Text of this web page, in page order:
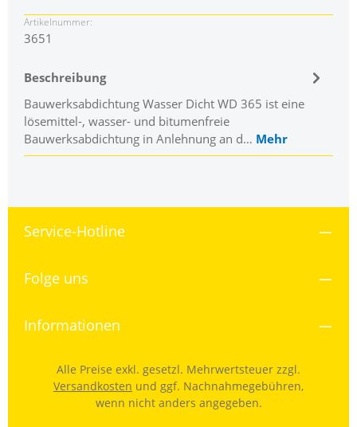
Artikelnummer:
3651
Beschreibung
Bauwerksabdichtung Wasser Dicht WD 365 ist eine
lösemittel-, wasser- und bitumenfreie
Bauwerksabdichtung in Anlehnung an d… Mehr
Service-Hotline
Folge uns
Informationen
Alle Preise exkl. gesetzl. Mehrwertsteuer zzgl.
Versandkosten und ggf. Nachnahmegebühren,
wenn nicht anders angegeben.